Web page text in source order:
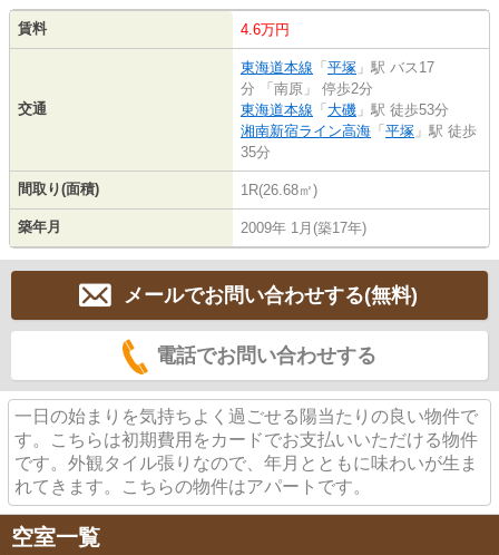
賃料 4.6万円
交通
東海道本線 「 平塚 」駅 バス17
分 「南原」 停歩2分
東海道本線 「 大磯 」駅 徒歩53分
湘南新宿ライン高海 「 平塚 」駅 徒歩
35分
間取り(面積) 1R(26.68㎡)
築年月 2009年 1月(築17年)
メールでお問い合わせする(無料)
電話でお問い合わせする
一日の始まりを気持ちよく過ごせる陽当たりの良い物件で
す。こちらは初期費用をカードでお支払いいただける物件
です。外観タイル張りなので、年月とともに味わいが生ま
れてきます。こちらの物件はアパートです。
空室一覧